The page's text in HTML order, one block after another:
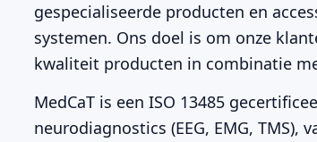
gespecialiseerde producten en
systemen. Ons doel is om onze
kwaliteit producten in combinatie
MedCaT is een ISO 13485
neurodiagnostics (EEG, EMG, TMS),